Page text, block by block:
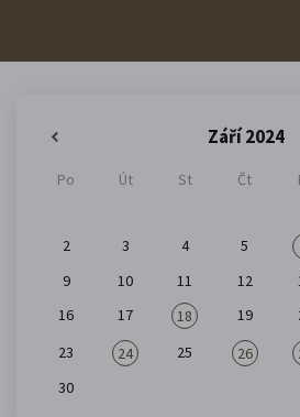
Září 2024
Po Út St Čt
2
3 4 5
9
10 11 12
16
17 18 19
23
24 25 26
30